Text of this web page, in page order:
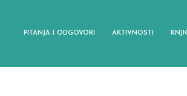
PITANJA I ODGOVORI AKTIVNOSTI